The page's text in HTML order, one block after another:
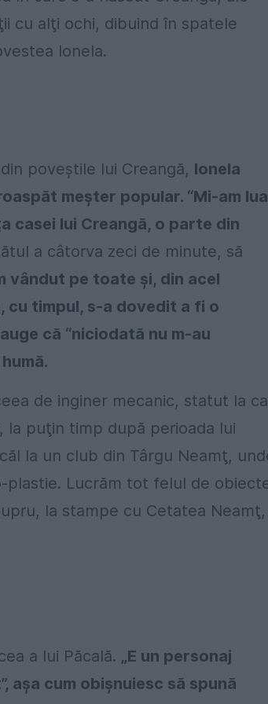
cu alţi ochi, dibuind în spatele
Ionela.
poveştile lui Creangă, Ionela
meşter popular. “Mi-am
casei lui Creangă, o parte din
a câtorva zeci de minute, să
vândut pe toate şi, din acel
cu timpul, s-a dovedit a fi o
că “niciodată nu m-au
de inginer mecanic, statut la
la puţin timp după perioada lui
la un club din Târgu Neamţ,
plastie. Lucrăm tot felul de
la stampe cu Cetatea Neamţ,
a lui Păcală. „E un personaj
aşa cum obişnuiesc să spună